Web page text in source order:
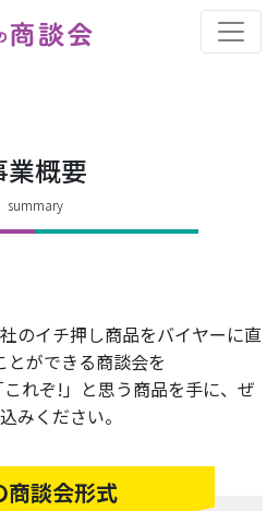
業概要
のイチ押し商品をバイヤーに直
とができる商談会を
れぞ!」と思う商品を手に、ぜ
みください。
商談会形式